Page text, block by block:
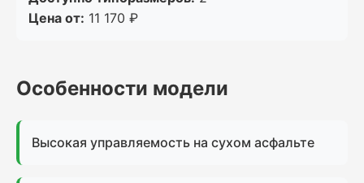
Цена от: 11 170 ₽
Особенности модели
Высокая управляемость на сухом асфальте